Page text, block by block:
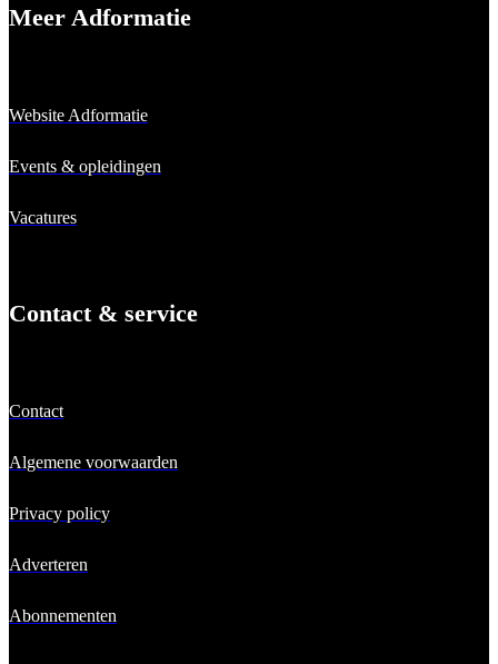
Meer Adformatie
Website Adformatie
Events & opleidingen
Vacatures
Contact & service
Contact
Algemene voorwaarden
Privacy policy
Adverteren
Abonnementen